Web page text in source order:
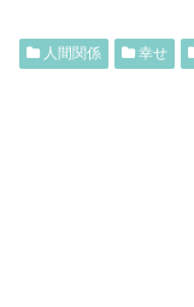
人間関係 幸せ